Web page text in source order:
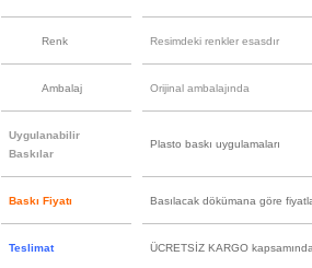
Renk Resimdeki renkler esasdır
Ambalaj Orijinal ambalajında
Uygulanabilir
Baskılar
Plasto baskı uygulamaları
Baskı Fiyatı Basılacak dökümana göre
Teslimat ÜCRETSİZ KARGO